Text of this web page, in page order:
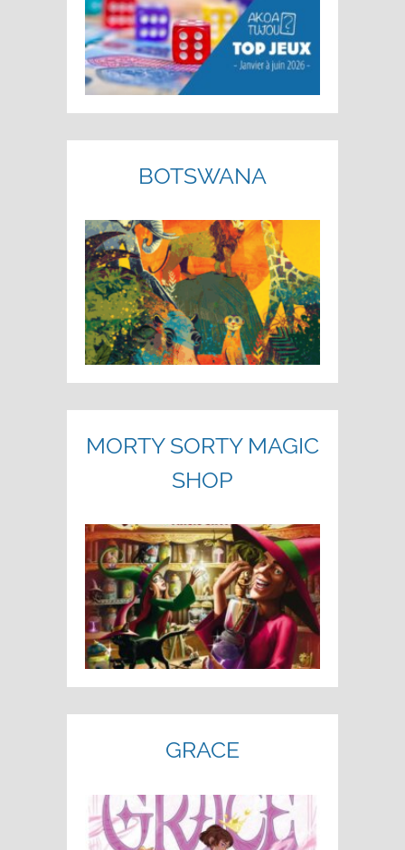
BOTSWANA
MORTY SORTY MAGIC
SHOP
GRACE